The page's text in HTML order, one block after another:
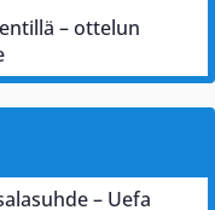
– ottelun
– Uefa